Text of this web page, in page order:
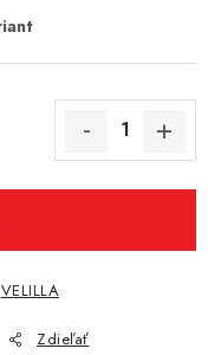
VELILLA
Zdieľať